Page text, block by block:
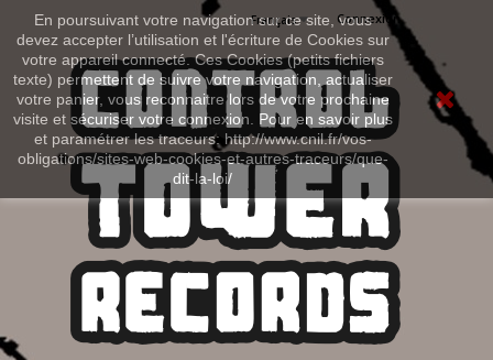
En poursuivant votre navigation sur ce site, vous
devez accepter l’utilisation et l'écriture de Cookies sur
votre appareil connecté. Ces Cookies (petits fichiers
texte) permettent de suivre votre navigation, actualiser
votre panier, vous reconnaitre lors de votre prochaine
visite et sécuriser votre connexion. Pour en savoir plus
et paramétrer les traceurs: http://www.cnil.fr/vos-
obligations/sites-web-cookies-et-autres-traceurs/que-
dit-la-loi/
Connexion
Français